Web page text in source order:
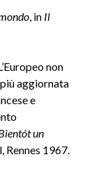
, in Il
non
aggiornata
e
un
Rennes 1967.